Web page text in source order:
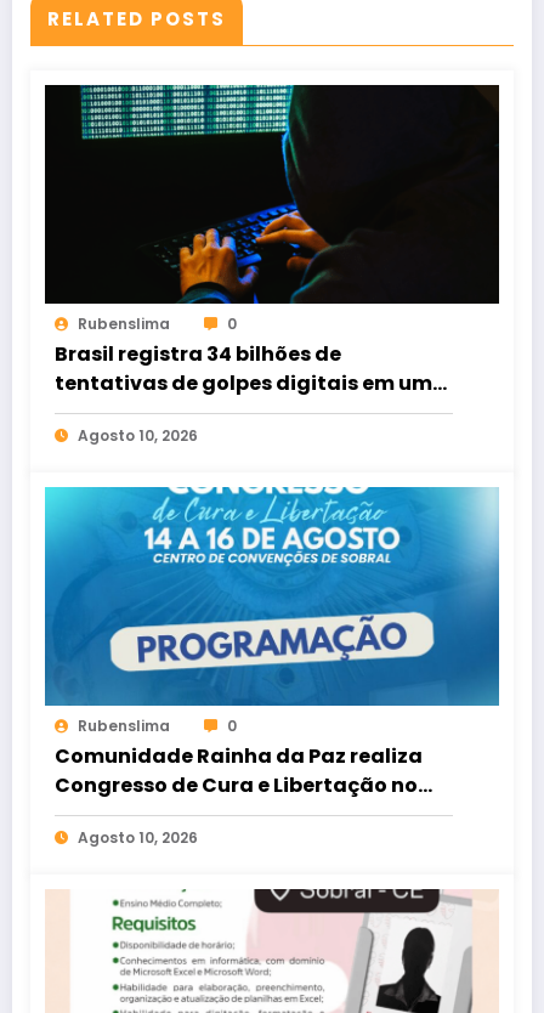
RELATED POSTS
Rubenslima 0
Brasil registra 34 bilhões de
tentativas de golpes digitais em um
ano; 16,5 milhões perderam dinheiro
Agosto 10, 2026
Rubenslima 0
Comunidade Rainha da Paz realiza
Congresso de Cura e Libertação no
Centro de Convenções de Sobral
Agosto 10, 2026